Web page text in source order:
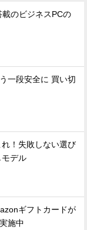
のビジネスPCの
一段安全に 買い切
！失敗しない選び
デル
ギフトカードが
施中